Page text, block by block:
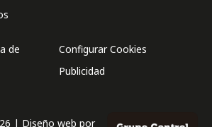
de
Configurar Cookies
Publicidad
| Diseño web por